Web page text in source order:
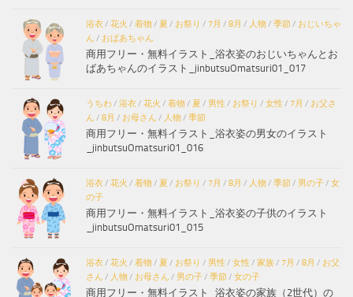
浴衣/ 花火 / 着物/ 夏 / お祭り / 7月 / 8月 / 人物/ 季節/ おじいちゃ
ん / おばあちゃん
商用フリー・無料イラスト_浴衣姿のおじいちゃんとお
ばあちゃんのイラスト_jinbutsuOmatsuri01_017
うちわ/ 浴衣/ 花火 / 着物/ 夏 / 男性 / お祭り / 女性 / 7月 / お父さ
ん / 8月 / お母さん / 人物/ 季節
商用フリー・無料イラスト_浴衣姿の男女のイラスト
_jinbutsuOmatsuri01_016
浴衣/ 花火 / 着物/ 夏 / お祭り / 7月 / 8月 / 人物/ 季節/ 男の子/ 女
の子
商用フリー・無料イラスト_浴衣姿の子供のイラスト
_jinbutsuOmatsuri01_015
浴衣/ 花火 / 着物/ 夏 / お祭り / 男性 / 女性 / 家族/ 7月 / 8月 / お父
さん / 人物/ お母さん / 男の子/ 季節/ 女の子
商用フリー・無料イラスト_浴衣姿の家族（2世代）の